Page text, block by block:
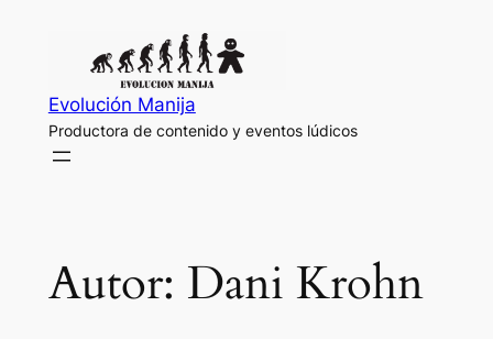
contenido
Evolución Manija
Productora de contenido y eventos lúdicos
Autor: Dani Krohn